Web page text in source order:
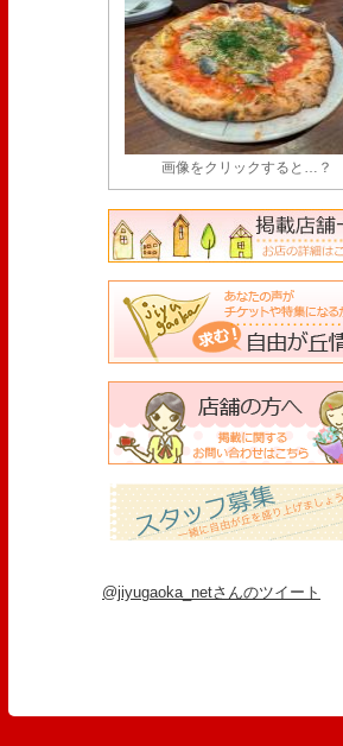
画像をクリックすると…？
@jiyugaoka_netさんのツイート